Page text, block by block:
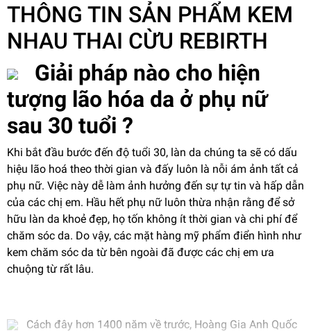
THÔNG TIN SẢN PHẨM KEM
NHAU THAI CỪU REBIRTH
Giải pháp nào cho hiện
tượng lão hóa da ở phụ nữ
sau 30 tuổi ?
Khi bắt đầu bước đến độ tuổi 30, làn da chúng ta sẽ có dấu
hiệu lão hoá theo thời gian và đấy luôn là nỗi ám ảnh tất cả
phụ nữ. Việc này dễ làm ảnh hưởng đến sự tự tin và hấp dẫn
của các chị em. Hầu hết phụ nữ luôn thừa nhận rằng để sở
hữu làn da khoẻ đẹp, họ tốn không ít thời gian và chi phí để
chăm sóc da. Do vậy, các mặt hàng mỹ phẩm điển hình như
kem chăm sóc da từ bên ngoài đã được các chị em ưa
chuộng từ rất lâu.
Cách đây hơn 1400 năm về trước, Hoàng Gia Anh Quốc